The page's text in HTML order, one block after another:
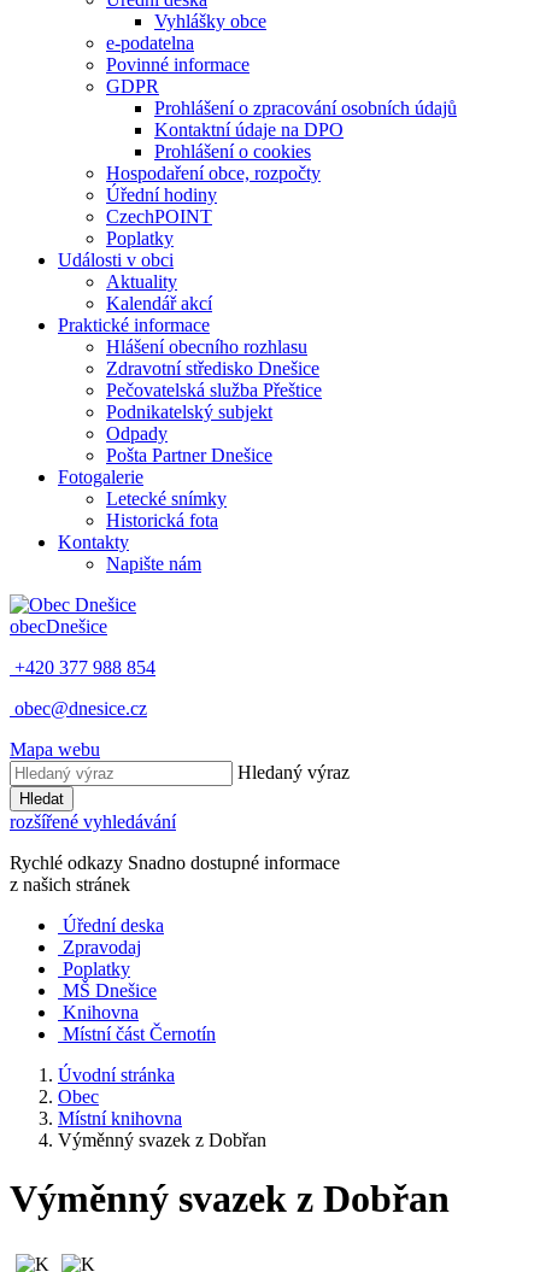
Vyhlášky obce
e-podatelna
Povinné informace
GDPR
Prohlášení o zpracování osobních údajů
Kontaktní údaje na DPO
Prohlášení o cookies
Hospodaření obce, rozpočty
Úřední hodiny
CzechPOINT
Poplatky
Události v obci
Aktuality
Kalendář akcí
Praktické informace
Hlášení obecního rozhlasu
Zdravotní středisko Dnešice
Pečovatelská služba Přeštice
Podnikatelský subjekt
Odpady
Pošta Partner Dnešice
Fotogalerie
Letecké snímky
Historická fota
Kontakty
Napište nám
obecDnešice
+420 377 988 854
obec@dnesice.cz
Mapa webu
Hledaný výraz
Hledat
rozšířené vyhledávání
Rychlé odkazy Snadno dostupné informace
z našich stránek
Úřední deska
Zpravodaj
Poplatky
MŠ Dnešice
Knihovna
Místní část Černotín
Úvodní stránka
Obec
Místní knihovna
Výměnný svazek z Dobřan
Výměnný svazek z Dobřan